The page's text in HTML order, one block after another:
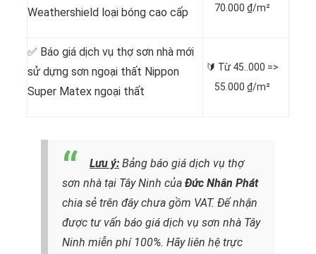
Weathershield loại bóng cao cấp
70.000 ₫/m²
✅ Báo giá dịch vụ thợ sơn nhà mới
sử dựng sơn ngoại thất Nippon
Super Matex ngoại thất
🔰 Từ 45..000 =>
55.000 ₫/m²
Lưu ý: Bảng báo giá dịch vụ thợ
sơn nhà tại Tây Ninh của Đức Nhân Phát
chia sẻ trên đây chưa gồm VAT. Để nhận
được tư vấn báo giá dịch vụ sơn nhà Tây
Ninh miễn phí 100%. Hãy liên hệ trực